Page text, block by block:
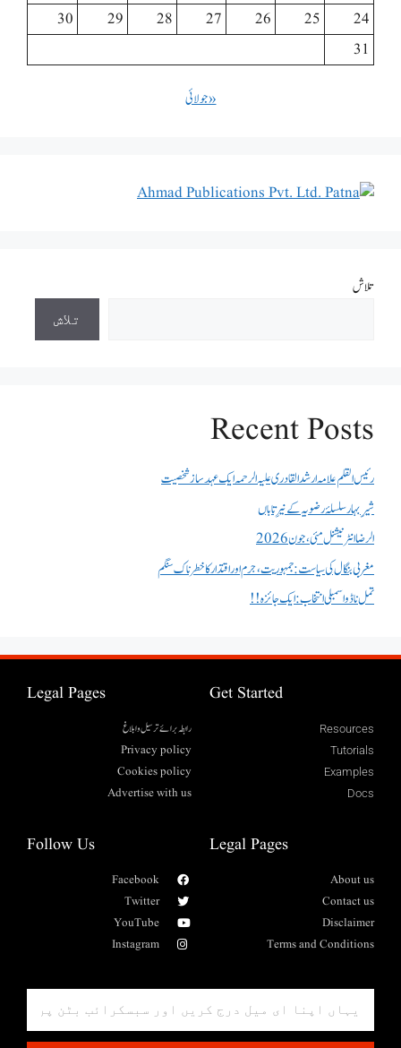
24
25
26
27
28
29
30
31
« جولائی
تلاش
تلاش
Recent Posts
رئیس القلم علامہ ارشد القادری علیہ الرحمہ ایک عہد ساز شخصیت
شیرِ بہار سلسلۂ رضویہ کے نیرِ تاباں
الرضا انٹر نیشنل مئی، جون 2026
مغربی بنگال کی سیاست:جمہوریت، جرم اور اقتدار کا خطرناک سنگم
تمل ناڈو اسمبلی انتخاب : ایک جائزہ !!
Get Started
Resources
Tutorials
Examples
Docs
Legal Pages
رابطہ برائے ترسیل وابلاغ
Privacy policy
Cookies policy
Advertise with us
Legal Pages
About us
Contact us
Disclaimer
Terms and Conditions
Follow Us
Facebook
Twitter
YouTube
Instagram